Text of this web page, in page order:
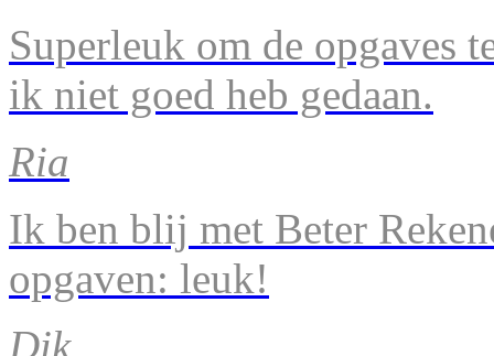
Superleuk om de opgaves
ik niet goed heb gedaan.
Ria
Ik ben blij met Beter
opgaven: leuk!
Dik